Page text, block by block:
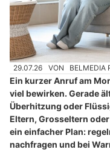
29.07.26 VON BELMEDIA
Ein kurzer Anruf am
viel bewirken. Gerade
Überhitzung oder
Eltern, Grosseltern
ein einfacher Plan:
nachfragen und bei